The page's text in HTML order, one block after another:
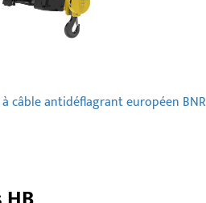
câble antidéflagrant européen BNR